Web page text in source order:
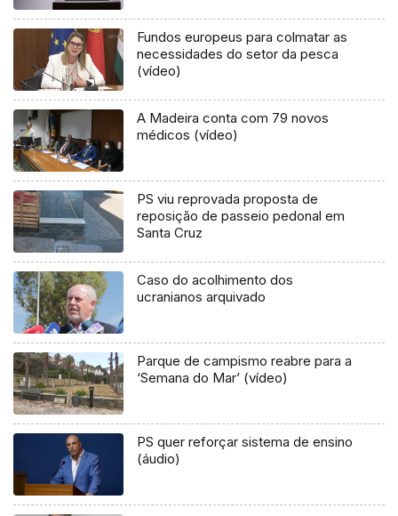
Fundos europeus para colmatar as
necessidades do setor da pesca
(vídeo)
A Madeira conta com 79 novos
médicos (vídeo)
PS viu reprovada proposta de
reposição de passeio pedonal em
Santa Cruz
Caso do acolhimento dos
ucranianos arquivado
Parque de campismo reabre para a
‘Semana do Mar’ (vídeo)
PS quer reforçar sistema de ensino
(áudio)